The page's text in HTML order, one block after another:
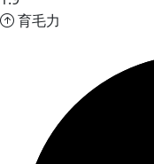
育毛力